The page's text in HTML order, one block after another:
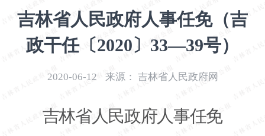
吉林省人民政府人事任免（吉
政干任〔2020〕33—39号）
2020-06-12 来源： 吉林省人民政府网
吉林省人民政府人事任免